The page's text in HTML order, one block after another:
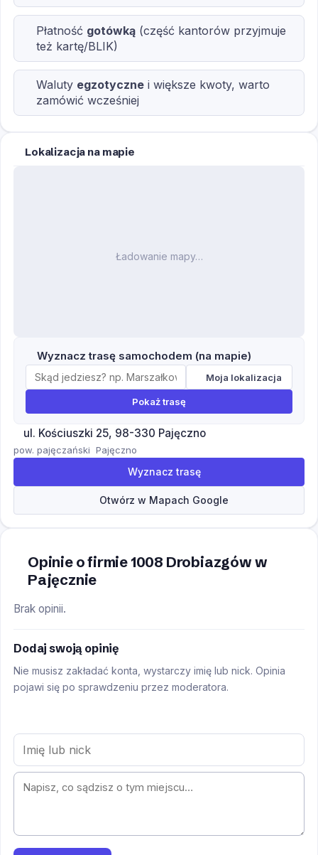
Płatność gotówką (część kantorów przyjmuje
też kartę/BLIK)
Waluty egzotyczne i większe kwoty, warto
zamówić wcześniej
Lokalizacja na mapie
Ładowanie mapy…
Wyznacz trasę samochodem (na mapie)
Moja lokalizacja
Pokaż trasę
ul. Kościuszki 25, 98-330 Pajęczno
pow. pajęczański Pajęczno
Wyznacz trasę
Otwórz w Mapach Google
Opinie o firmie 1008 Drobiazgów w
Pajęcznie
Brak opinii.
Dodaj swoją opinię
Nie musisz zakładać konta, wystarczy imię lub nick. Opinia
pojawi się po sprawdzeniu przez moderatora.